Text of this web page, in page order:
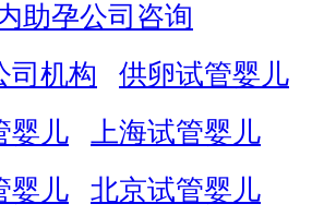
助孕公司咨询
司机构
供卵试管婴儿
婴儿
上海试管婴儿
婴儿
北京试管婴儿